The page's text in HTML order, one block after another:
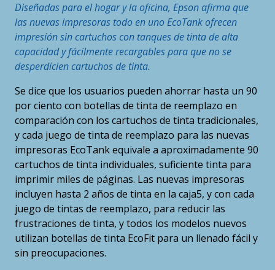
Diseñadas para el hogar y la oficina, Epson afirma que
las nuevas impresoras todo en uno EcoTank ofrecen
impresión sin cartuchos con tanques de tinta de alta
capacidad y fácilmente recargables para que no se
desperdicien cartuchos de tinta.
Se dice que los usuarios pueden ahorrar hasta un 90
por ciento con botellas de tinta de reemplazo en
comparación con los cartuchos de tinta tradicionales,
y cada juego de tinta de reemplazo para las nuevas
impresoras EcoTank equivale a aproximadamente 90
cartuchos de tinta individuales, suficiente tinta para
imprimir miles de páginas. Las nuevas impresoras
incluyen hasta 2 años de tinta en la caja5, y con cada
juego de tintas de reemplazo, para reducir las
frustraciones de tinta, y todos los modelos nuevos
utilizan botellas de tinta EcoFit para un llenado fácil y
sin preocupaciones.